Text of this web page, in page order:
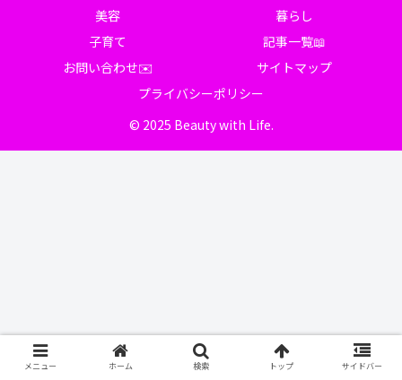
美容
暮らし
子育て
記事一覧📖
お問い合わせ✉️
サイトマップ
プライバシーポリシー
© 2025 Beauty with Life.
メニュー ホーム 検索 トップ サイドバー